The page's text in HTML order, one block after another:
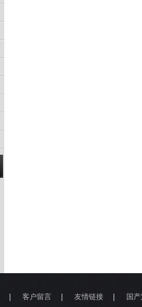
客户留言 友情链接 国